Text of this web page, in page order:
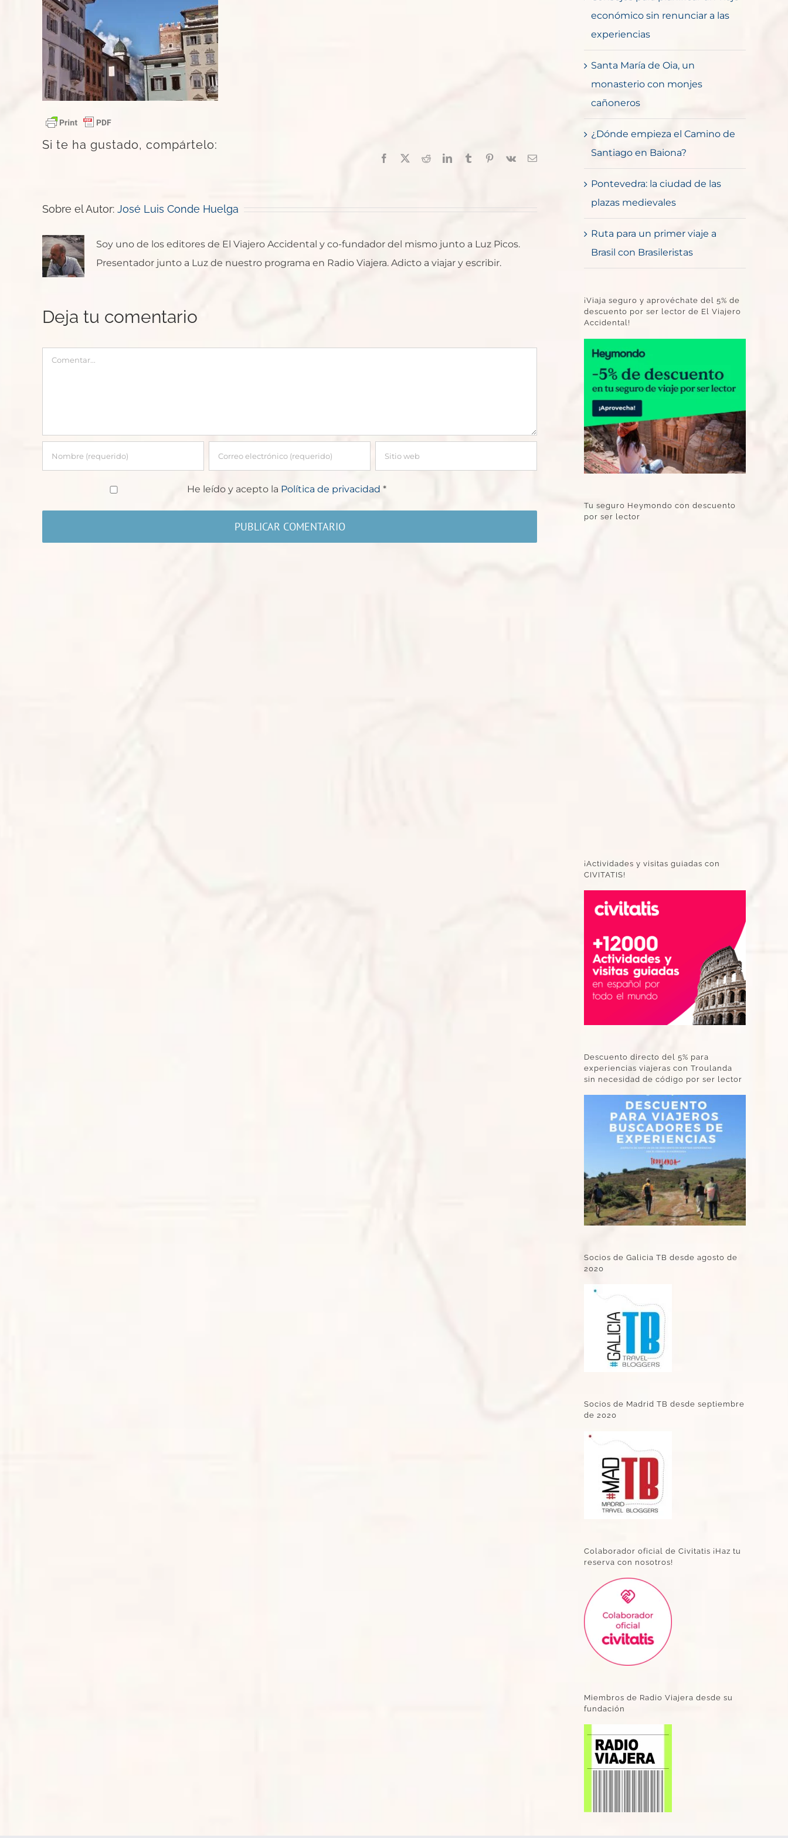
Si te ha gustado, compártelo:
Facebook RedditLinkedInTumblr Pinterest
Vk
Correo
Sobre el Autor: José Luis Conde Huelga
Soy uno de los editores de El Viajero Accidental y co-fundador del mismo junto a Luz Picos.
Presentador junto a Luz de nuestro programa en Radio Viajera. Adicto a viajar y escribir.
Deja tu comentario
Comentar
He leído y acepto la Política de privacidad*
económico sin renunciar a las
experiencias
Santa María de Oia, un
monasterio con monjes
cañoneros
¿Dónde empieza el Camino de
Santiago en Baiona?
Pontevedra: la ciudad de las
plazas medievales
Ruta para un primer viaje a
Brasil con Brasileristas
¡Viaja seguro y aprovéchate del 5% de
descuento por ser lector de El Viajero
Accidental!
Tu seguro Heymondo con descuento
por ser lector
¡Actividades y visitas guiadas con
CIVITATIS!
Descuento directo del 5% para
experiencias viajeras con Troulanda
sin necesidad de código por ser lector
Socios de Galicia TB desde agosto de
2020
Socios de Madrid TB desde septiembre
de 2020
Colaborador oficial de Civitatis ¡Haz tu
reserva con nosotros!
Miembros de Radio Viajera desde su
fundación